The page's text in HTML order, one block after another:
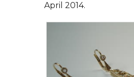
April 2014.